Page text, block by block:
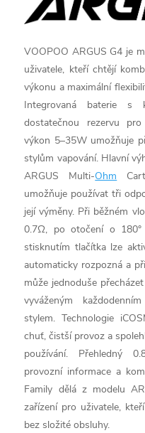
VOOPOO ARGUS G4 je
uživatele, kteří chtějí
výkonu a maximální
Integrovaná baterie s
dostatečnou rezervu
výkon 5–35W umožňuje
stylům vapování. Hlavní
ARGUS Multi-Ohm
umožňuje používat tři
její výměny. Při běžném
0.7Ω, po otočení o
stisknutím tlačítka lze
automaticky rozpozná a
může jednoduše
vyváženým
stylem. Technologie
chuť, čistší provoz a
používání. Přehledný
provozní informace a
Family dělá z modelu
zařízení pro uživatele,
bez složité obsluhy.